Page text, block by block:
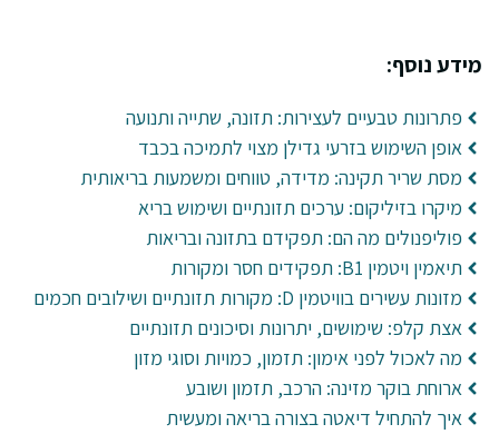
מידע נוסף:
פתרונות טבעיים לעצירות: תזונה, שתייה ותנועה
אופן השימוש בזרעי גדילן מצוי לתמיכה בכבד
מסת שריר תקינה: מדידה, טווחים ומשמעות בריאותית
מיקרו בזיליקום: ערכים תזונתיים ושימוש בריא
פוליפנולים מה הם: תפקידם בתזונה ובריאות
תיאמין ויטמין B1: תפקידים חסר ומקורות
מזונות עשירים בוויטמין D: מקורות תזונתיים ושילובים חכמים
אצת קלפ: שימושים, יתרונות וסיכונים תזונתיים
מה לאכול לפני אימון: תזמון, כמויות וסוגי מזון
ארוחת בוקר מזינה: הרכב, תזמון ושובע
איך להתחיל דיאטה בצורה בריאה ומעשית